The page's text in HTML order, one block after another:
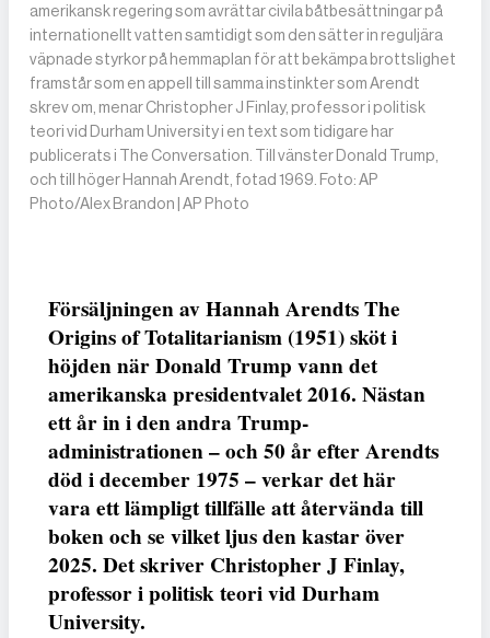
amerikansk regering som avrättar civila båtbesättningar på
internationellt vatten samtidigt som den sätter in reguljära
väpnade styrkor på hemmaplan för att bekämpa brottslighet
framstår som en appell till samma instinkter som Arendt
skrev om, menar Christopher J Finlay, professor i politisk
teori vid Durham University i en text som tidigare har
publicerats i The Conversation. Till vänster Donald Trump,
och till höger Hannah Arendt, fotad 1969. Foto: AP
Photo/Alex Brandon | AP Photo
Försäljningen av Hannah Arendts The
Origins of Totalitarianism (1951) sköt i
höjden när Donald Trump vann det
amerikanska presidentvalet 2016. Nästan
ett år in i den andra Trump-
administrationen – och 50 år efter Arendts
död i december 1975 – verkar det här
vara ett lämpligt tillfälle att återvända till
boken och se vilket ljus den kastar över
2025. Det skriver Christopher J Finlay,
professor i politisk teori vid Durham
University.